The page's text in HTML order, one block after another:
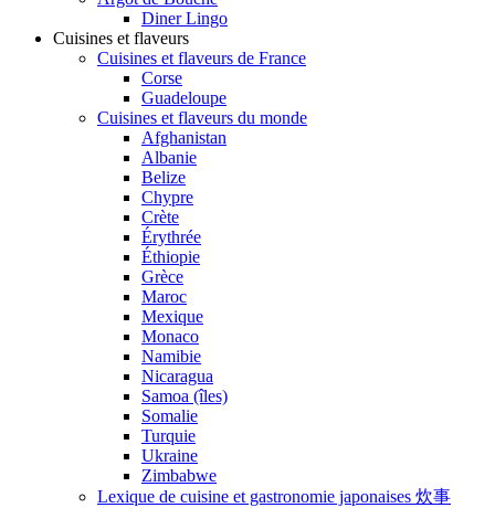
Diner Lingo
Cuisines et flaveurs
Cuisines et flaveurs de France
Corse
Guadeloupe
Cuisines et flaveurs du monde
Afghanistan
Albanie
Belize
Chypre
Crète
Érythrée
Éthiopie
Grèce
Maroc
Mexique
Monaco
Namibie
Nicaragua
Samoa (îles)
Somalie
Turquie
Ukraine
Zimbabwe
Lexique de cuisine et gastronomie japonaises 炊事